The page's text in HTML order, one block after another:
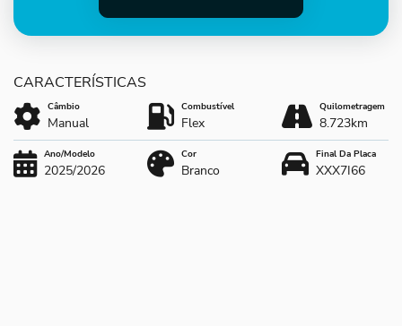
Câmbio
Manual
Combustível
Flex
Quilometragem
8.723km
Ano/Modelo
2025/2026
Cor
Branco
Final Da Placa
XXX7I66